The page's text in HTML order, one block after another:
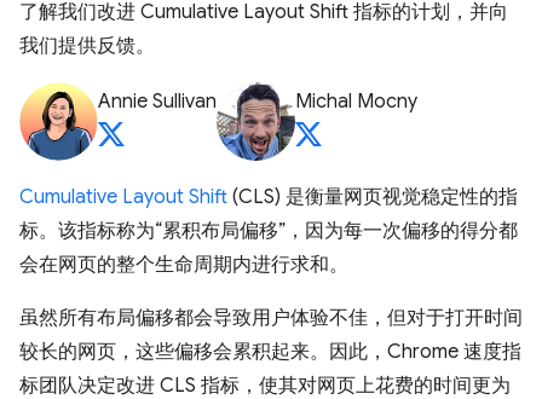
了解我们改进 Cumulative Layout Shift 指标的计划，并向
我们提供反馈。
Annie Sullivan Michal Mocny
Cumulative Layout Shift (CLS) 是衡量网页视觉稳定性的指
标。该指标称为“累积布局偏移”，因为每一次偏移的得分都
会在网页的整个生命周期内进行求和。
虽然所有布局偏移都会导致用户体验不佳，但对于打开时间
较长的网页，这些偏移会累积起来。因此，Chrome 速度指
标团队决定改进 CLS 指标，使其对网页上花费的时间更为